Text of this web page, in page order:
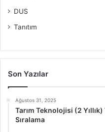
DUS
Tanıtım
Son Yazılar
Ağustos 31, 2025
Tarım Teknolojisi (2
Sıralama